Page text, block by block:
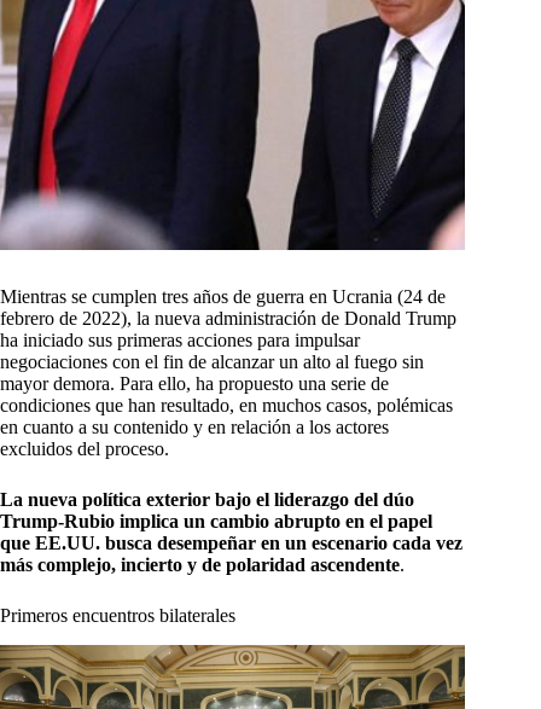
Mientras se cumplen tres años de guerra en Ucrania (24 de
febrero de 2022), la nueva administración de Donald Trump
ha iniciado sus primeras acciones para impulsar
negociaciones con el fin de alcanzar un alto al fuego sin
mayor demora. Para ello, ha propuesto una serie de
condiciones que han resultado, en muchos casos, polémicas
en cuanto a su contenido y en relación a los actores
excluidos del proceso.
La nueva política exterior bajo el liderazgo del dúo
Trump-Rubio implica un cambio abrupto en el papel
que EE.UU. busca desempeñar en un escenario cada vez
más complejo, incierto y de polaridad ascendente.
Primeros encuentros bilaterales